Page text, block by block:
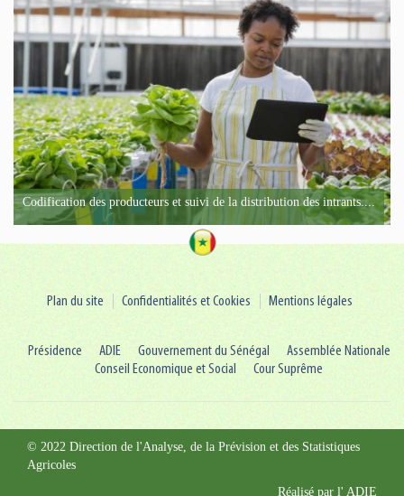
Codification des producteurs et suivi de la distribution des intrants....
Plan du site Confidentialités et Cookies Mentions légales
Présidence ADIE Gouvernement du Sénégal
Assemblée Nationale
Conseil Economique et Social
Cour Suprême
© 2022 Direction de l'Analyse, de la Prévision et des Statistiques
Agricoles
Réalisé par l' ADIE